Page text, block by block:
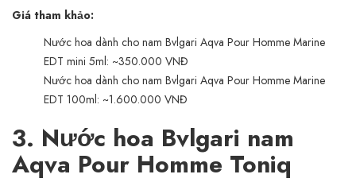
Giá tham khảo:
Nước hoa dành cho nam Bvlgari Aqva Pour Homme Marine
EDT mini 5ml: ~350.000 VNĐ
Nước hoa dành cho nam Bvlgari Aqva Pour Homme Marine
EDT 100ml: ~1.600.000 VNĐ
3. Nước hoa Bvlgari nam
Aqva Pour Homme Toniq